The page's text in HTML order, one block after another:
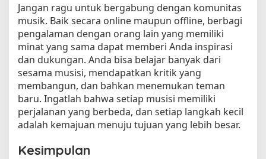
Jangan ragu untuk bergabung dengan komunitas
musik. Baik secara online maupun offline, berbagi
pengalaman dengan orang lain yang memiliki
minat yang sama dapat memberi Anda inspirasi
dan dukungan. Anda bisa belajar banyak dari
sesama musisi, mendapatkan kritik yang
membangun, dan bahkan menemukan teman
baru. Ingatlah bahwa setiap musisi memiliki
perjalanan yang berbeda, dan setiap langkah kecil
adalah kemajuan menuju tujuan yang lebih besar.
Kesimpulan